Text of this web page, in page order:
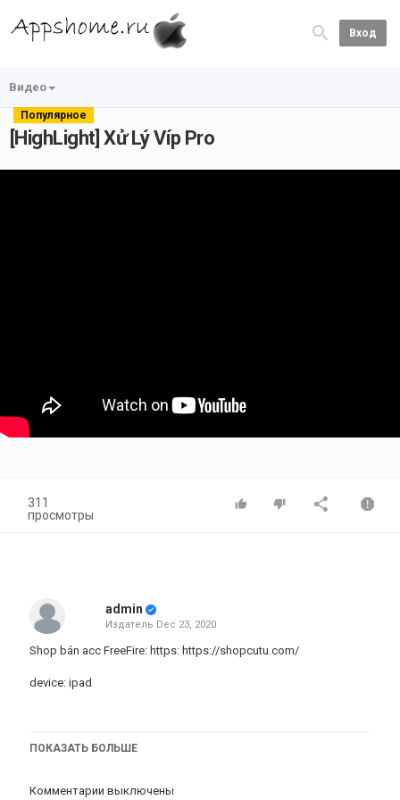
Вход
Видео
Популярное
[HighLight] Xử Lý Víp Pro
311
просмотры
admin
Издатель Dec 23, 2020
Shop bán acc FreeFire: https: https://shopcutu.com/
device: ipad
liên hệ quảng cáo email:
ПОКАЗАТЬ БОЛЬШЕ
Комментарии выключены